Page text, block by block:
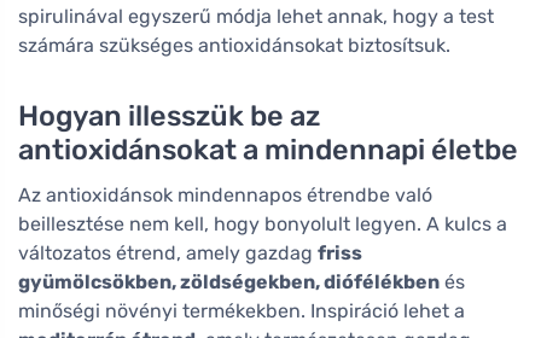
spirulinával egyszerű módja lehet annak, hogy a test
számára szükséges antioxidánsokat biztosítsuk.
Hogyan illesszük be az
antioxidánsokat a mindennapi életbe
Az antioxidánsok mindennapos étrendbe való
beillesztése nem kell, hogy bonyolult legyen. A kulcs a
változatos étrend, amely gazdag friss
gyümölcsökben, zöldségekben, diófélékben és
minőségi növényi termékekben. Inspiráció lehet a